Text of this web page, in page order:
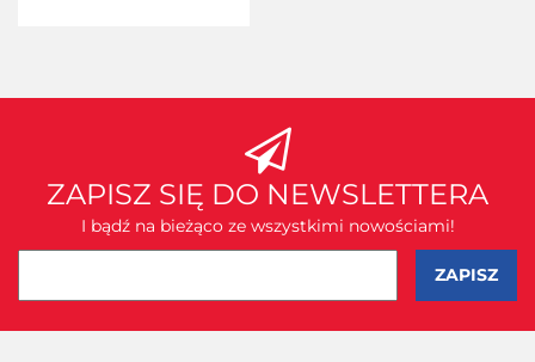
ZAPISZ SIĘ DO NEWSLETTERA
I bądź na bieżąco ze wszystkimi nowościami!